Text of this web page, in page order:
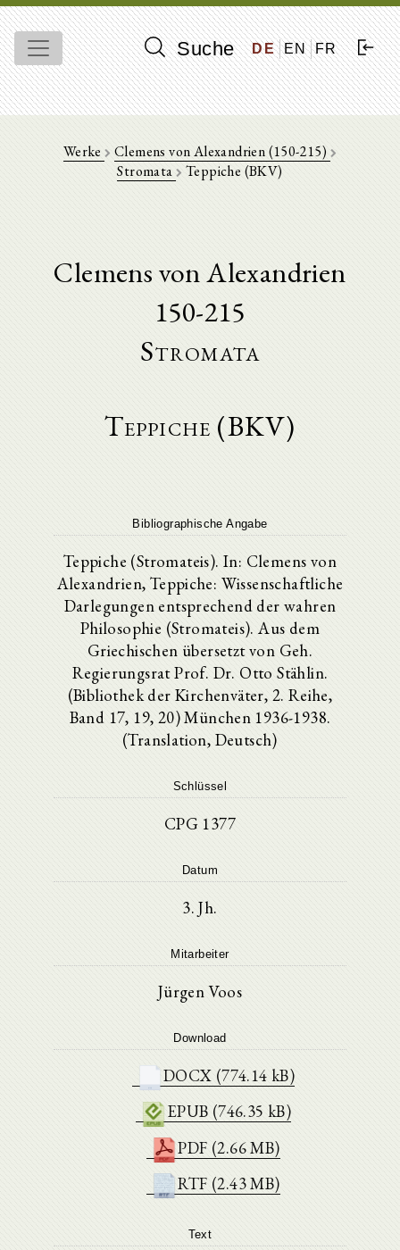
Suche DE EN FR
Werke Clemens von Alexandrien (150-215)
Stromata Teppiche (BKV)
Clemens von Alexandrien
150-215
Stromata
Teppiche (BKV)
Bibliographische Angabe
Teppiche (Stromateis). In: Clemens von
Alexandrien, Teppiche: Wissenschaftliche
Darlegungen entsprechend der wahren
Philosophie (Stromateis). Aus dem
Griechischen übersetzt von Geh.
Regierungsrat Prof. Dr. Otto Stählin.
(Bibliothek der Kirchenväter, 2. Reihe,
Band 17, 19, 20) München 1936-1938.
(Translation, Deutsch)
Schlüssel
CPG 1377
Datum
3. Jh.
Mitarbeiter
Jürgen Voos
Download
DOCX (774.14 kB)
EPUB (746.35 kB)
PDF (2.66 MB)
RTF (2.43 MB)
Text